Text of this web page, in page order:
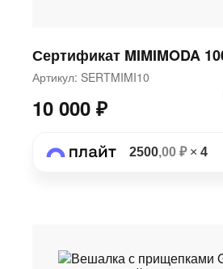
Сертификат MIMIMODA
Артикул: SERTMIMI10
10 000 ₽
2500,00 ₽× 4